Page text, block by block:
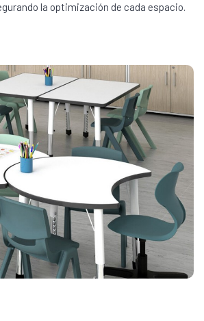
la optimización de cada espacio.